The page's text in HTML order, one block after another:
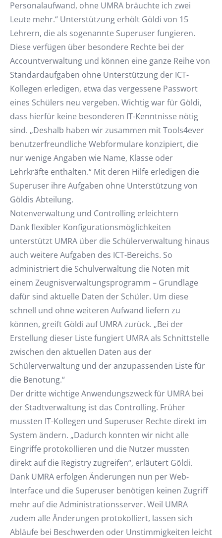
Personalaufwand, ohne UMRA bräuchte ich zwei
Leute mehr.“ Unterstützung erhölt Göldi von 15
Lehrern, die als sogenannte Superuser fungieren.
Diese verfügen über besondere Rechte bei der
Accountverwaltung und können eine ganze Reihe von
Standardaufgaben ohne Unterstützung der ICT-
Kollegen erledigen, etwa das vergessene Passwort
eines Schülers neu vergeben. Wichtig war für Göldi,
dass hierfür keine besonderen IT-Kenntnisse nötig
sind. „Deshalb haben wir zusammen mit Tools4ever
benutzerfreundliche Webformulare konzipiert, die
nur wenige Angaben wie Name, Klasse oder
Lehrkräfte enthalten.“ Mit deren Hilfe erledigen die
Superuser ihre Aufgaben ohne Unterstützung von
Göldis Abteilung.
Notenverwaltung und Controlling erleichtern
Dank flexibler Konfigurationsmöglichkeiten
unterstützt UMRA über die Schülerverwaltung hinaus
auch weitere Aufgaben des ICT-Bereichs. So
administriert die Schulverwaltung die Noten mit
einem Zeugnisverwaltungsprogramm – Grundlage
dafür sind aktuelle Daten der Schüler. Um diese
schnell und ohne weiteren Aufwand liefern zu
können, greift Göldi auf UMRA zurück. „Bei der
Erstellung dieser Liste fungiert UMRA als Schnittstelle
zwischen den aktuellen Daten aus der
Schülerverwaltung und der anzupassenden Liste für
die Benotung.“
Der dritte wichtige Anwendungszweck für UMRA bei
der Stadtverwaltung ist das Controlling. Früher
mussten IT-Kollegen und Superuser Rechte direkt im
System ändern. „Dadurch konnten wir nicht alle
Eingriffe protokollieren und die Nutzer mussten
direkt auf die Registry zugreifen“, erläutert Göldi.
Dank UMRA erfolgen Änderungen nun per Web-
Interface und die Superuser benötigen keinen Zugriff
mehr auf die Administrationsserver. Weil UMRA
zudem alle Änderungen protokolliert, lassen sich
Abläufe bei Beschwerden oder Unstimmigkeiten leicht